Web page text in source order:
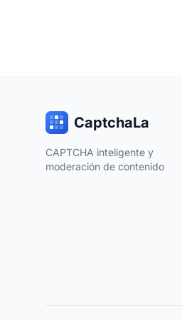
CaptchaLa
CAPTCHA inteligente y
moderación de contenido